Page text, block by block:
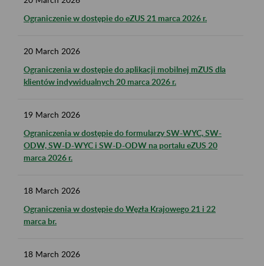
Ograniczenie w dostępie do eZUS 21 marca 2026 r.
20 March 2026
Ograniczenia w dostępie do aplikacji mobilnej mZUS dla
klientów indywidualnych 20 marca 2026 r.
19 March 2026
Ograniczenia w dostępie do formularzy SW-WYC, SW-
ODW, SW-D-WYC i SW-D-ODW na portalu eZUS 20
marca 2026 r.
18 March 2026
Ograniczenia w dostępie do Węzła Krajowego 21 i 22
marca br.
18 March 2026